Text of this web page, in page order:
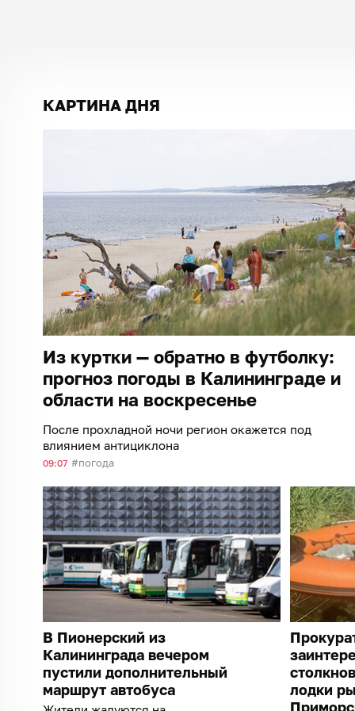
КАРТИНА ДНЯ
Из куртки — обратно в футболку:
прогноз погоды в Калининграде и
области на воскресенье
После прохладной ночи регион окажется под
влиянием антициклона
09:07 погода
В Пионерский из
Калининграда вечером
пустили дополнительный
маршрут автобуса
лодки